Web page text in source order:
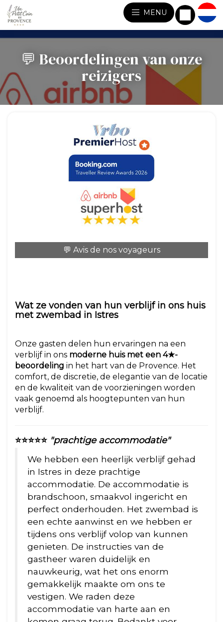
MENU
💬 Beoordelingen van onze
reizigers
💬 Avis de nos voyageurs
Wat ze vonden van hun verblijf in ons huis
met zwembad in Istres
Onze gasten delen hun ervaringen na een
verblijf in ons moderne huis met een 4★-
beoordeling in het hart van de Provence. Het
comfort, de discretie, de elegantie van de locatie
en de kwaliteit van de voorzieningen worden
vaak genoemd als hoogtepunten van hun
verblijf.
⭐⭐⭐⭐⭐ "prachtige accommodatie"
We hebben een heerlijk verblijf gehad
in Istres in deze prachtige
accommodatie. De accommodatie is
brandschoon, smaakvol ingericht en
perfect onderhouden. Het zwembad is
een echte aanwinst en we hebben er
tijdens ons verblijf volop van kunnen
genieten. De instructies van de
gastheer waren duidelijk en
nauwkeurig, wat het ons enorm
gemakkelijk maakte om ons te
vestigen. We raden deze
accommodatie van harte aan en